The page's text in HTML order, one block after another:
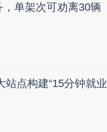
，单架次可劝离30辆
点构建“15分钟就业